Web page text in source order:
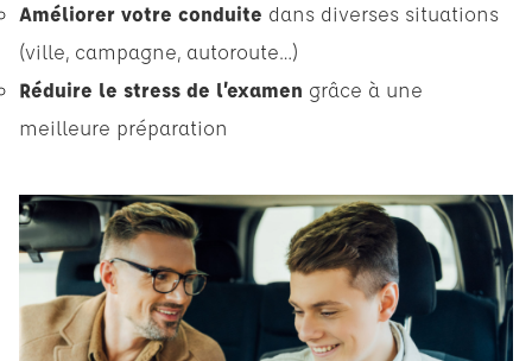
Améliorer votre conduite dans diverses situations
(ville, campagne, autoroute…)
Réduire le stress de l’examen grâce à une
meilleure préparation